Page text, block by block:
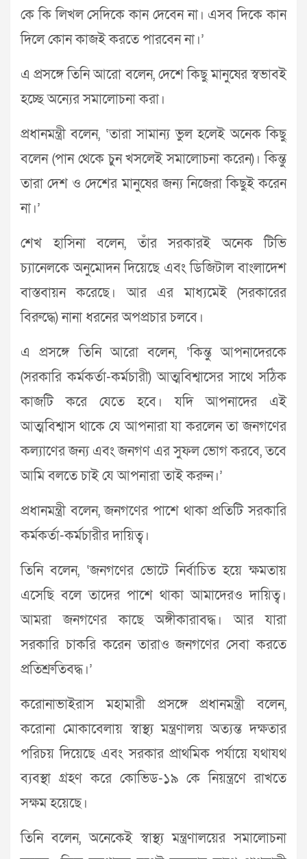
কে কি লিখল সেদিকে কান দেবেন না। এসব দিকে কান
দিলে কোন কাজই করতে পারবেন না।’
এ প্রসঙ্গে তিনি আরো বলেন, দেশে কিছু মানুষের স্বভাবই
হচ্ছে অন্যের সমালোচনা করা।
প্রধানমন্ত্রী বলেন, ‘তারা সামান্য ভুল হলেই অনেক কিছু
বলেন (পান থেকে চুন খসলেই সমালোচনা করেন)। কিন্তু
তারা দেশ ও দেশের মানুষের জন্য নিজেরা কিছুই করেন
না।’
শেখ হাসিনা বলেন, তাঁর সরকারই অনেক টিভি
চ্যানেলকে অনুমোদন দিয়েছে এবং ডিজিটাল বাংলাদেশ
বাস্তবায়ন করেছে। আর এর মাধ্যমেই (সরকারের
বিরুদ্ধে) নানা ধরনের অপপ্রচার চলবে।
এ প্রসঙ্গে তিনি আরো বলেন, ‘কিন্তু আপনাদেরকে
(সরকারি কর্মকর্তা-কর্মচারী) আত্মবিশ্বাসের সাথে সঠিক
কাজটি করে যেতে হবে। যদি আপনাদের এই
আত্মবিশ্বাস থাকে যে আপনারা যা করলেন তা জনগণের
কল্যাণের জন্য এবং জনগণ এর সুফল ভোগ করবে, তবে
আমি বলতে চাই যে আপনারা তাই করুন।’
প্রধানমন্ত্রী বলেন, জনগণের পাশে থাকা প্রতিটি সরকারি
কর্মকর্তা-কর্মচারীর দায়িত্ব।
তিনি বলেন, ‘জনগণের ভোটে নির্বাচিত হয়ে ক্ষমতায়
এসেছি বলে তাদের পাশে থাকা আমাদেরও দায়িত্ব।
আমরা জনগণের কাছে অঙ্গীকারাবদ্ধ। আর যারা
সরকারি চাকরি করেন তারাও জনগণের সেবা করতে
প্রতিশ্রুতিবদ্ধ।’
করোনাভাইরাস মহামারী প্রসঙ্গে প্রধানমন্ত্রী বলেন,
করোনা মোকাবেলায় স্বাস্থ্য মন্ত্রণালয় অত্যন্ত দক্ষতার
পরিচয় দিয়েছে এবং সরকার প্রাথমিক পর্যায়ে যথাযথ
ব্যবস্থা গ্রহণ করে কোভিড-১৯ কে নিয়ন্ত্রণে রাখতে
সক্ষম হয়েছে।
তিনি বলেন, অনেকেই স্বাস্থ্য মন্ত্রণালয়ের সমালোচনা